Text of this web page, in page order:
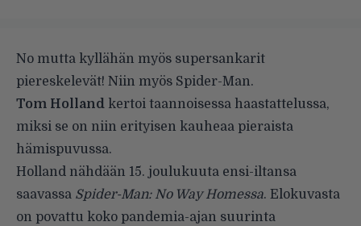
No mutta kyllähän myös supersankarit
piereskelevät! Niin myös Spider-Man.
Tom Holland kertoi taannoisessa haastattelussa,
miksi se on niin erityisen kauheaa pieraista
hämispuvussa.
Holland nähdään 15. joulukuuta ensi-iltansa
saavassa Spider-Man: No Way Homessa. Elokuvasta
on povattu koko pandemia-ajan suurinta